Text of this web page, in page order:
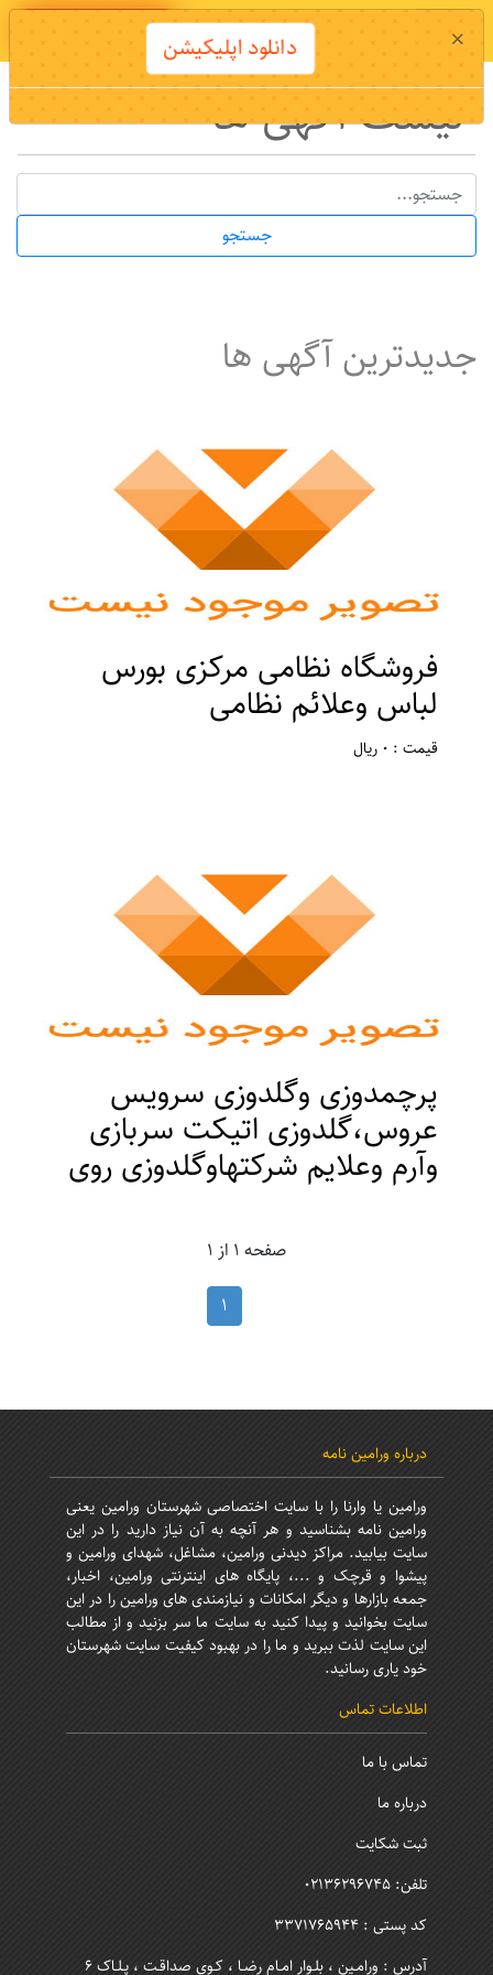
دانلود اپلیکیشن
لیست آگهی ها
جستجو
جدیدترین آگهی ها
فروشگاه نظامی مرکزی بورس
لباس وعلائم نظامی
قیمت : 0 ریال
پرچمدوزی وگلدوزی سرویس
عروس،گلدوزی اتیکت سربازی
وآرم وعلایم شرکتهاوگلدوزی روی
کمربندرزمی ولباس
ورزشی،گلدوزی روی مانتوولباس
صفحه 1 از 1
1
درباره ورامین نامه
ورامین یا وارنا را با سایت اختصاصی شهرستان ورامین یعنی
ورامین نامه بشناسید و هر آنچه به آن نیاز دارید را در این
سایت بیابید. مراکز دیدنی ورامین، مشاغل، شهدای ورامین و
پیشوا و قرچک و ...، پایگاه های اینترنتی ورامین، اخبار،
جمعه بازارها و دیگر امکانات و نیازمندی های ورامین را در این
سایت بخوانید و پیدا کنید به سایت ما سر بزنید و از مطالب
این سایت لذت ببرید و ما را در بهبود کیفیت سایت شهرستان
خود یاری رسانید.
اطلاعات تماس
تماس با ما
درباره ما
ثبت شکایت
تلفن: 02136296745
کد پستی : 3371765944
آدرس : ورامـین ، بلـوار امـام رضـا ، کـوی صداقـت ، پـلـاک 6
× دانلود اپلیکیشن